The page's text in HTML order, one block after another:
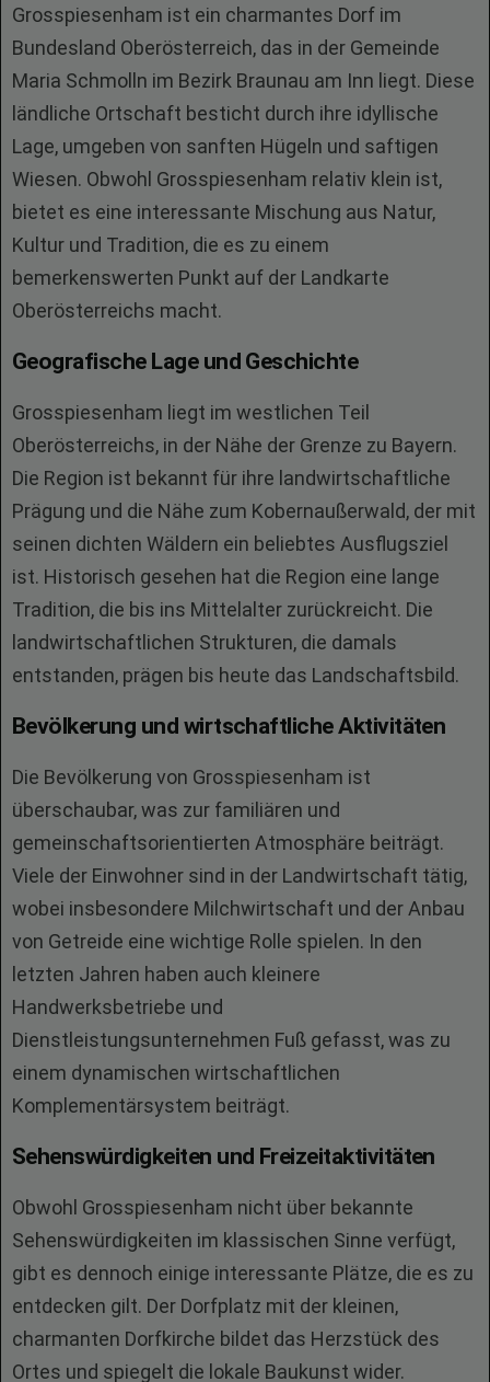
Grosspiesenham ist ein charmantes Dorf im
Bundesland Oberösterreich, das in der Gemeinde
Maria Schmolln im Bezirk Braunau am Inn liegt. Diese
ländliche Ortschaft besticht durch ihre idyllische
Lage, umgeben von sanften Hügeln und saftigen
Wiesen. Obwohl Grosspiesenham relativ klein ist,
bietet es eine interessante Mischung aus Natur,
Kultur und Tradition, die es zu einem
bemerkenswerten Punkt auf der Landkarte
Oberösterreichs macht.
Geografische Lage und Geschichte
Grosspiesenham liegt im westlichen Teil
Oberösterreichs, in der Nähe der Grenze zu Bayern.
Die Region ist bekannt für ihre landwirtschaftliche
Prägung und die Nähe zum Kobernaußerwald, der mit
seinen dichten Wäldern ein beliebtes Ausflugsziel
ist. Historisch gesehen hat die Region eine lange
Tradition, die bis ins Mittelalter zurückreicht. Die
landwirtschaftlichen Strukturen, die damals
entstanden, prägen bis heute das Landschaftsbild.
Bevölkerung und wirtschaftliche Aktivitäten
Die Bevölkerung von Grosspiesenham ist
überschaubar, was zur familiären und
gemeinschaftsorientierten Atmosphäre beiträgt.
Viele der Einwohner sind in der Landwirtschaft tätig,
wobei insbesondere Milchwirtschaft und der Anbau
von Getreide eine wichtige Rolle spielen. In den
letzten Jahren haben auch kleinere
Handwerksbetriebe und
Dienstleistungsunternehmen Fuß gefasst, was zu
einem dynamischen wirtschaftlichen
Komplementärsystem beiträgt.
Sehenswürdigkeiten und Freizeitaktivitäten
Obwohl Grosspiesenham nicht über bekannte
Sehenswürdigkeiten im klassischen Sinne verfügt,
gibt es dennoch einige interessante Plätze, die es zu
entdecken gilt. Der Dorfplatz mit der kleinen,
charmanten Dorfkirche bildet das Herzstück des
Ortes und spiegelt die lokale Baukunst wider.